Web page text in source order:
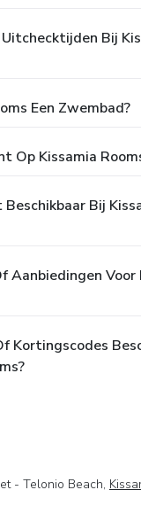
Bij
Een Zwembad?
Op Kissamia
Bij
Aanbiedingen Voor
Kortingscodes
- Telonio Beach,